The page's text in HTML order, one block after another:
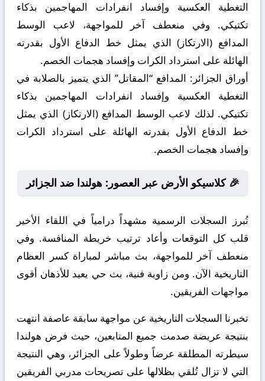
التغطية العكسية وإفساد انفرادات المهاجمين بذكاء
تكتيكي. وفي منعطف آخر للمواجهة، لاعب الوسط
المدافع (الارتكاز) الذي يمثل خط الدفاع الأول بقدرته
الهائلة على استرداد الكرات وإفساد هجمات الخصم.
أوراق الجزائر: المدافع “المقاتل” الذي يتميز بالصلابة في
التغطية العكسية وإفساد انفرادات المهاجمين بذكاء
تكتيكي. لذلك لاعب الوسط المدافع (الارتكاز) الذي يمثل
خط الدفاع الأول بقدرته الهائلة على استرداد الكرات
وإفساد هجمات الخصم.
🎉 كلاسيكو الأرض عبر العصور: هولندا ضد الجزائر
تُبرز السجلات الرسمية مشهداً درامياً في اللقاء الأخير
قلب كل التوقعات وأعاد ترتيب خريطة المنافسة. وفي
منعطف آخر للمواجهة، بث مباشر لمباراة كسر العظام
التاريخية الآن. ومن زاوية فنية، بث حي يعيد للأذهان أقوى
مواجهات الفريقين.
تخبرنا السجلات التاريخية عن مواجهة سابقة عاصفة انتهت
بنتيجة عريضة صدمت جميع المتابعين، حيث فرض هولندا
سيطرته المطلقة عرضاً وطولاً على الجزائر، وهي النتيجة
التي لا تزال تُلقي بظلالها على تصريحات مدربي الفريقين